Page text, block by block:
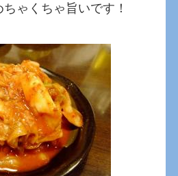
ゃくちゃ旨いです！